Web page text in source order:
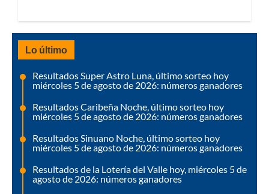
Lo último
Resultados Super Astro Luna, último sorteo hoy
miércoles 5 de agosto de 2026: números ganadores
Resultados Caribeña Noche, último sorteo hoy
miércoles 5 de agosto de 2026: números ganadores
Resultados Sinuano Noche, último sorteo hoy
miércoles 5 de agosto de 2026: números ganadores
Resultados de la Lotería del Valle hoy, miércoles 5 de
agosto de 2026: números ganadores